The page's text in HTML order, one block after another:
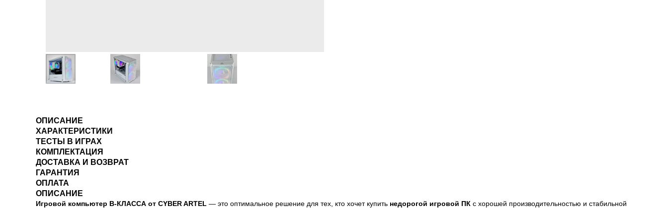
ОПИСАНИЕ
ХАРАКТЕРИСТИКИ
ТЕСТЫ В ИГРАХ
КОМПЛЕКТАЦИЯ
ДОСТАВКА И ВОЗВРАТ
ГАРАНТИЯ
ОПЛАТА
ОПИСАНИЕ
Игровой компьютер B-КЛАССА от CYBER ARTEL — это оптимальное решение для тех, кто хочет купить недорогой игровой ПК с хорошей производительностью и стабильной